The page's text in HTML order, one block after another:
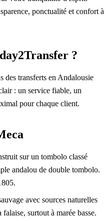
ponctualité et confort à
?
des transferts en Andalousie
: un service fiable, un
pour chaque client.
sur un tombolo classé
andalou de double tombolo.
avec sources naturelles
surtout à marée basse.